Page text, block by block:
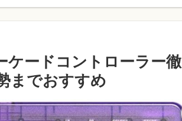
ケードコントローラー徹
までおすすめ